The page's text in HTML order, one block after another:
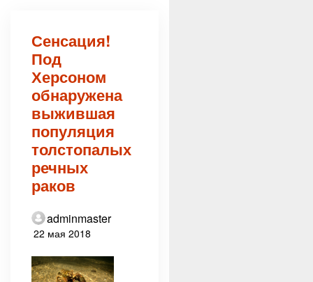
Сенсация!
Под
Херсоном
обнаружена
выжившая
популяция
толстопалых
речных
раков
adminmaster
22 мая 2018